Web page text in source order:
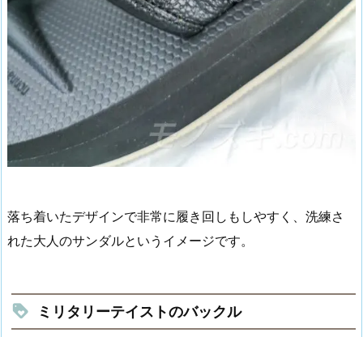
落ち着いたデザインで非常に履き回しもしやすく、洗練さ
れた大人のサンダルというイメージです。
ミリタリーテイストのバックル